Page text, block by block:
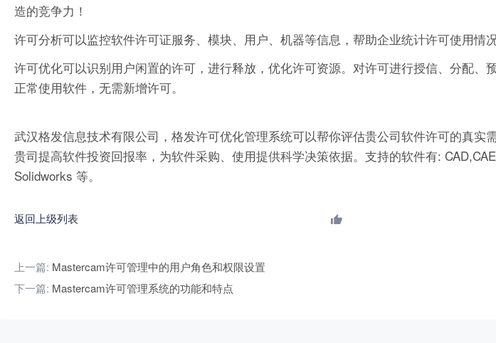
造的竞争力！
许可分析可以监控软件许可证服务、模块、用户、机器等信息，帮助企业统计许可使用情
许可优化可以识别用户闲置的许可，进行释放，优化许可资源。对许可进行授信、分配、
正常使用软件，无需新增许可。
武汉格发信息技术有限公司，格发许可优化管理系统可以帮你评估贵公司软件许可的真实
贵司提高软件投资回报率，为软件采购、使用提供科学决策依据。支持的软件有:
Solidworks 等。
返回上级列表
上一篇: Mastercam许可管理中的用户角色和权限设置
下一篇: Mastercam许可管理系统的功能和特点